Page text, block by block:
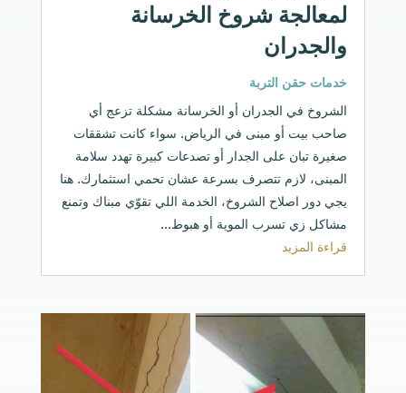
لمعالجة شروخ الخرسانة
والجدران
خدمات حقن التربة
الشروخ في الجدران أو الخرسانة مشكلة تزعج أي
صاحب بيت أو مبنى في الرياض. سواء كانت تشققات
صغيرة تبان على الجدار أو تصدعات كبيرة تهدد سلامة
المبنى، لازم تتصرف بسرعة عشان تحمي استثمارك. هنا
يجي دور اصلاح الشروخ، الخدمة اللي تقوّي مبناك وتمنع
مشاكل زي تسرب الموية أو هبوط...
قراءة المزيد